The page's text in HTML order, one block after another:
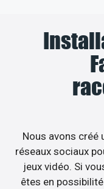
Nous avons créé
réseaux sociaux
jeux vidéo. Si
êtes en